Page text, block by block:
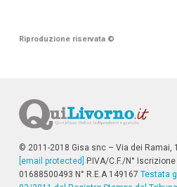
ù
i
p
l
e
V
a
Riproduzione riservata ©
© 2011-2018 Gisa snc – Via dei Ramai,
[email protected]
P.IVA/C.F./N°
01688500493 N° R.E.A 149167 Testata